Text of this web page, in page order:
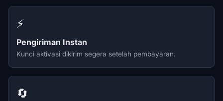
⚡
Pengiriman Instan
Kunci aktivasi dikirim segera setelah pembayaran.
🔄